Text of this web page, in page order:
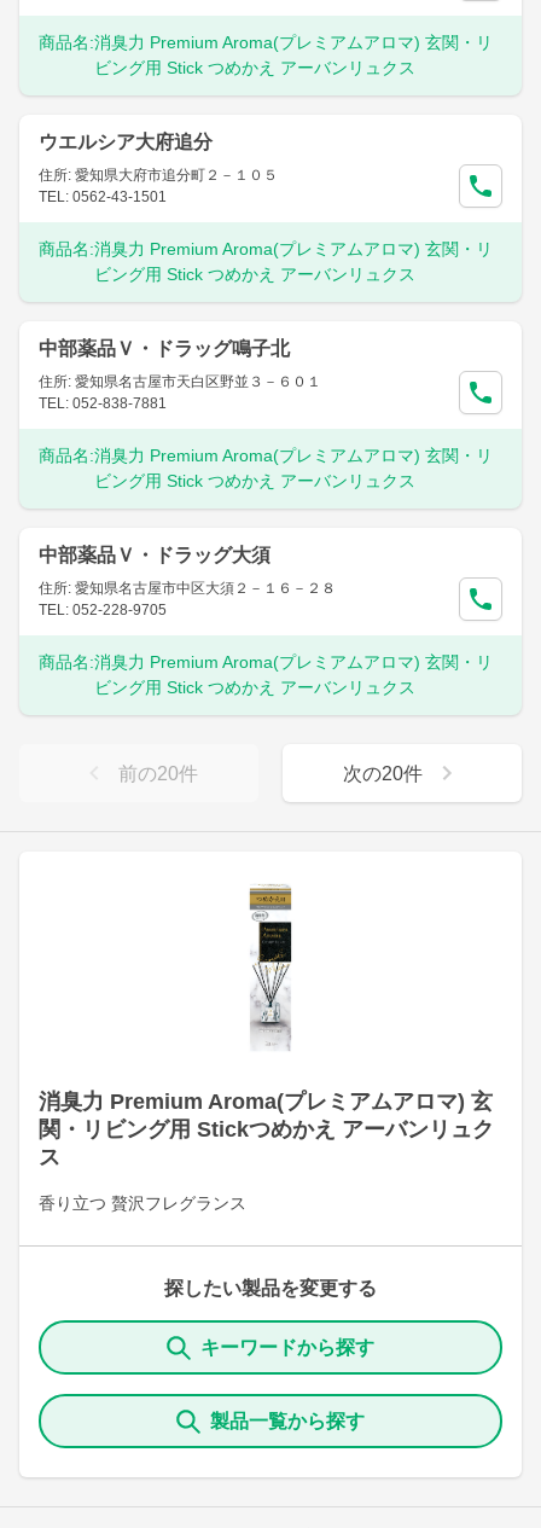
消臭力 Premium Aroma(プレミアムアロマ) 玄
関・リビング用 Stickつめかえ アーバンリュク
ス
香り立つ 贅沢フレグランス
探したい製品を変更する
キーワードから探す
製品一覧から探す
商品名:消臭力 Premium Aroma(プレミアムアロマ) 玄関・リ
ビング用 Stick つめかえ アーバンリュクス
ウエルシア大府追分
住所: 愛知県大府市追分町２－１０５
TEL: 0562-43-1501
商品名:消臭力 Premium Aroma(プレミアムアロマ) 玄関・リ
ビング用 Stick つめかえ アーバンリュクス
中部薬品Ｖ・ドラッグ鳴子北
住所: 愛知県名古屋市天白区野並３－６０１
TEL: 052-838-7881
商品名:消臭力 Premium Aroma(プレミアムアロマ) 玄関・リ
ビング用 Stick つめかえ アーバンリュクス
中部薬品Ｖ・ドラッグ大須
住所: 愛知県名古屋市中区大須２－１６－２８
TEL: 052-228-9705
商品名:消臭力 Premium Aroma(プレミアムアロマ) 玄関・リ
ビング用 Stick つめかえ アーバンリュクス
前の20件 次の20件